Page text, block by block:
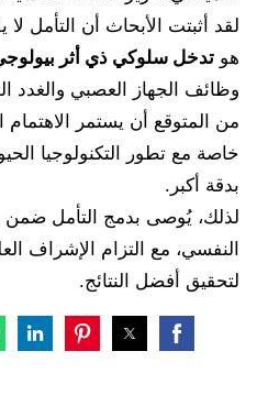
لقد أثبتت الأبحاث أن التأمل
هو تدخل سلوكي ذي أثر
وظائف الجهاز العصبي والغدد
من المتوقع أن يستمر
خاصة مع تطور التكنولوجيا
بدقة أكبر.
لذلك، يُوصى بدمج التأمل ضمن
النفسي، مع التزام الإشراف
لتحقيق أفضل النتائج.